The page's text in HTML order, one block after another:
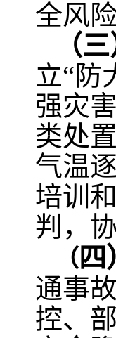
全风
（
立“防
强灾
类处
气温
培训
判，
（ 四
通事
控、